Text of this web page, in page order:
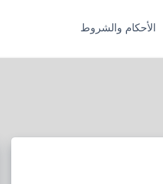
الأحكام والشروط